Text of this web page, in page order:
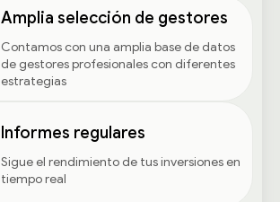
Amplia selección de gestores
Contamos con una amplia base de datos
de gestores profesionales con diferentes
estrategias
Informes regulares
Sigue el rendimiento de tus inversiones en
tiempo real